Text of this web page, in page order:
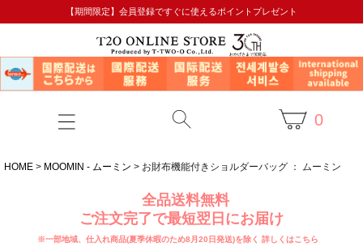
【期間限定】会員登録ですぐに使えるポイントプレゼント
0
HOME MOOMIN - ムーミン お財布機能付きショルダーバッグ ： ムーミン
全品送料無料
ご注文完了で最短翌日にお届け
※一部地域、仕入れ商品(夏季休暇のため8月20日発送)を除く 詳しくはこちら